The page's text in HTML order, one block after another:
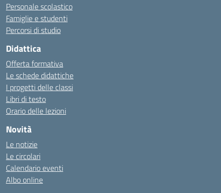
Personale scolastico
Famiglie e studenti
Percorsi di studio
Didattica
Offerta formativa
Le schede didattiche
I progetti delle classi
Libri di testo
Orario delle lezioni
Novità
Le notizie
Le circolari
Calendario eventi
Albo online